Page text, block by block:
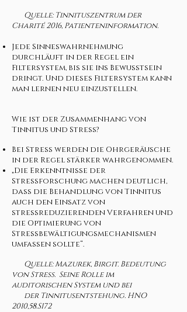
Quelle: Tinnituszentrum der
Charité 2016, Patienteninformation.
Jede Sinneswahrnehmung
durchläuft in der Regel ein
Filtersystem, bis sie ins Bewusstsein
dringt. Und dieses Filtersystem kann
man lernen neu einzustellen.
Wie ist der Zusammenhang von
Tinnitus und Stress?
Bei Stress werden die Ohrgeräusche
in der Regel stärker wahrgenommen.
„Die Erkenntnisse der
Stressforschung machen deutlich,
dass die Behandlung von Tinnitus
auch den Einsatz von
stressreduzierenden Verfahren und
die Optimierung von
Stressbewältigungsmechanismen
umfassen sollte“.
Quelle: Mazurek, Birgit. Bedeutung
von Stress. Seine Rolle im
auditorischen System und bei
der Tinnitusentstehung. HNO
2010,58.S172